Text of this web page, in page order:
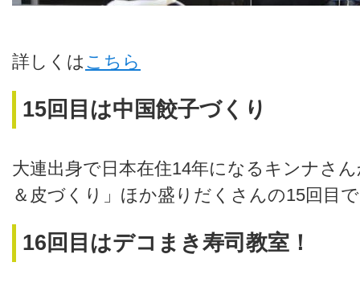
詳しくは こちら
15回目は中国餃子づくり
大連出身で日本在住14年になるキンナさ
＆皮づくり」ほか盛りだくさんの15回目
16回目はデコまき寿司教室！